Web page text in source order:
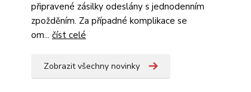
připravené zásilky odeslány s jednodenním
zpožděním. Za případné komplikace se
om... číst celé
Zobrazit všechny novinky